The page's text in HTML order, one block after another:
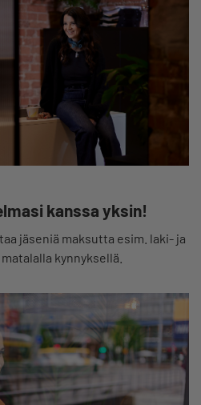
kanssa yksin!
jäseniä maksutta esim. laki- ja
kynnyksellä.